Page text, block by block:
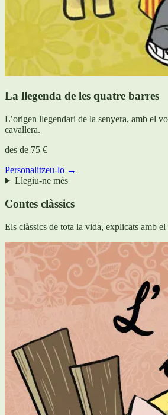
La llegenda de les quatre barres
L’origen llegendari de la senyera, amb el
cavallera.
des de 75 €
Personalitzeu-lo →
Llegiu-ne més
Contes clàssics
Els clàssics de tota la vida, explicats amb el